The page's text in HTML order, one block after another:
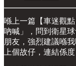
喺上一篇【車迷觀
吶喊」，問到衛星
朋友，強烈建議喺
上個故仔，連結係度